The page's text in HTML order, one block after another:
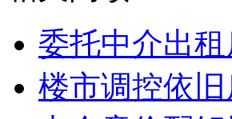
委托中介出
楼市调控依